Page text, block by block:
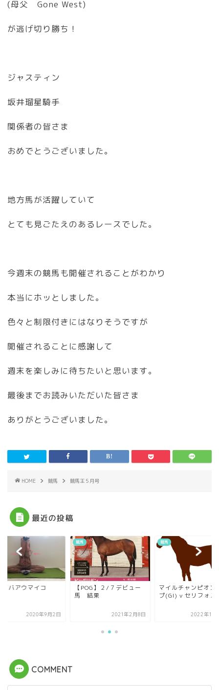
(母父 Gone West)
が逃げ切り勝ち！
ジャスティン
坂井瑠星騎手
関係者の皆さま
おめでとうございました。
地方馬が活躍していて
とても見ごたえのあるレースでした。
今週末の競馬も開催されることがわかり
本当にホッとしました。
色々と制限付きにはなりそうですが
開催されることに感謝して
週末を楽しみに待ちたいと思います。
最後までお読みいただいた皆さま
ありがとうございました。
HOME 競馬 競馬王５月号
最近の投稿
イバアウマイコ
2020年9月2日
競馬
【POG】２/７デビュー
馬 結果
2021年2月8日
競馬
マイルチャンピオン
プ(GI) v セリフォス
2022年11
COMMENT